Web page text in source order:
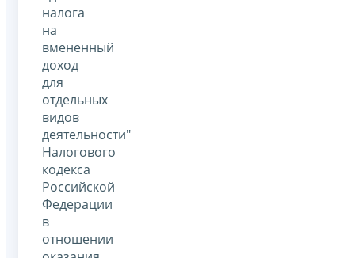
налога
на
вмененный
доход
для
отдельных
видов
деятельности"
Налогового
кодекса
Российской
Федерации
в
отношении